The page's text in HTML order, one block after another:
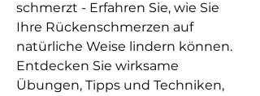
schmerzt - Erfahren Sie, wie Sie
Ihre Rückenschmerzen auf
natürliche Weise lindern können.
Entdecken Sie wirksame
Übungen, Tipps und Techniken,